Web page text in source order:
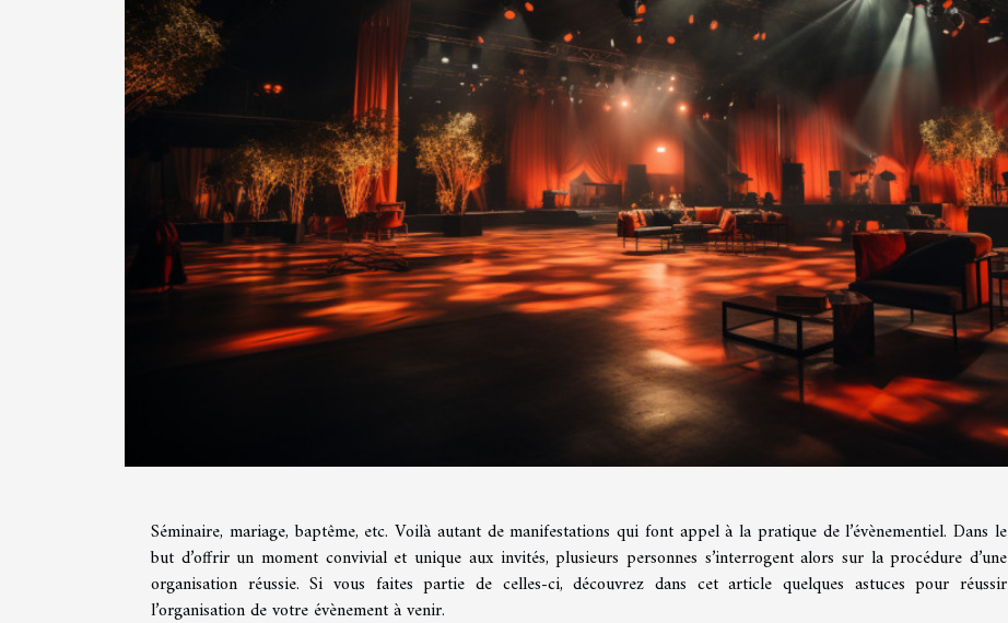
Séminaire, mariage, baptême, etc. Voilà autant de manifestations qui font appel à la pratique de l’évènementiel. Dans le
but d’offrir un moment convivial et unique aux invités, plusieurs personnes s’interrogent alors sur la procédure d’une
organisation réussie. Si vous faites partie de celles-ci, découvrez dans cet article quelques astuces pour réussir
l’organisation de votre évènement à venir.